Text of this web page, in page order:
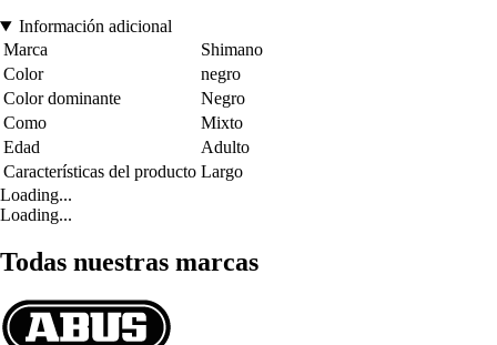
Información adicional
Marca
Shimano
Color
negro
Color dominante
Negro
Como
Mixto
Edad
Adulto
Características del producto Largo
Loading...
Loading...
Todas nuestras marcas